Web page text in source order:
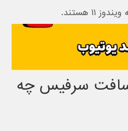
هستند.
سرفیس چه